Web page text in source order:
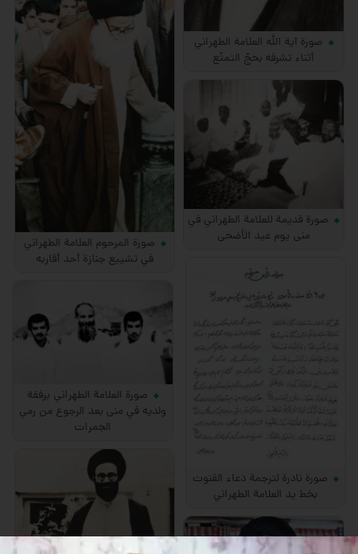
صورة آية الله العلامة الطهراني
أثناء تشرفه بحجّ التمتّع
صورة المرحوم العلامة الطهراني
في تشييع جنازة أحد أقاربه
صورة قديمة للعلامة الطهراني في
منى يوم عيد الأضحى
صورة نادرة لترجمة دعاء القنوت
بخط يد العلامة الطهراني
صورة العلامة الطهراني برفقة
ولديه في منى بعد الرجوع من رمي
الجمرات